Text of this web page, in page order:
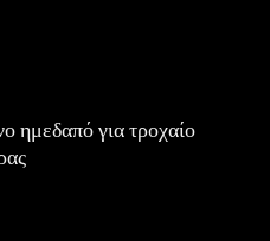
ημεδαπό για τροχαίο